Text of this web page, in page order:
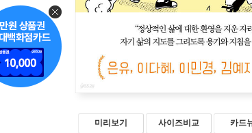
미리보기 사이즈비교 카드